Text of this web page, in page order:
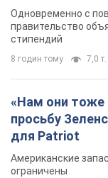
Одновременно с
правительство
стипендий
8 годин тому 7,0 т.
«Нам они тоже
просьбу
для Patriot
Американские
ограничены